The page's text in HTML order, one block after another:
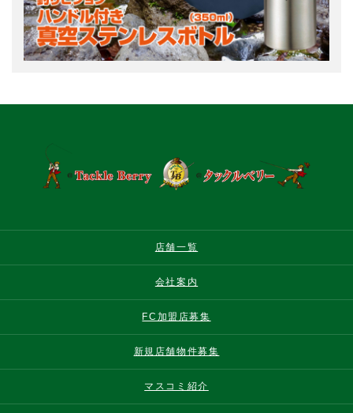
店舗一覧
会社案内
FC加盟店募集
新規店舗物件募集
マスコミ紹介